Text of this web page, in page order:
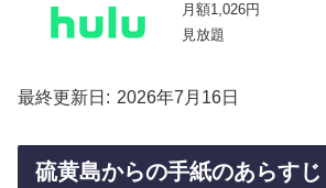
月額1,026円
見放題
最終更新日 2026年7月16日
硫黄島からの手紙のあらすじ